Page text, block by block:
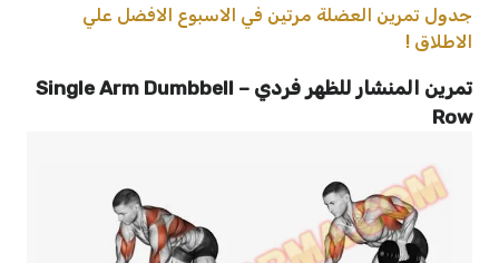
جدول تمرين العضلة مرتين في الاسبوع الافضل علي
الاطلاق !
تمرين المنشار للظهر فردي – Single Arm Dumbbell
Row